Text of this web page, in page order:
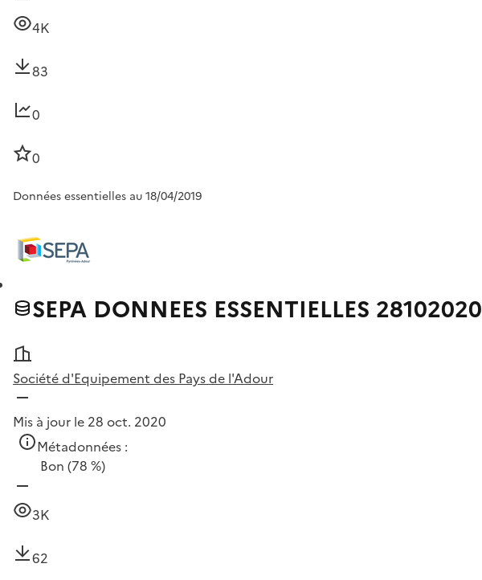
4K
83
0
0
Données essentielles au 18/04/2019
SEPA DONNEES ESSENTIELLES 28102020
Société d'Equipement des Pays de l'Adour
Mis à jour le 28 oct. 2020
Métadonnées :
Bon (78 %)
3K
62